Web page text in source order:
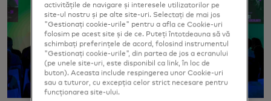
activitățile de navigare și interesele utilizatorilor pe
site-ul nostru și pe alte site-uri. Selectați de mai jos
"Gestionați cookie-urile" pentru a afla ce Cookie-uri
folosim pe acest site și de ce. Puteți întotdeauna să vă
schimbați preferințele de acord, folosind instrumentul
"Gestionați cookie-urile", din partea de jos a ecranului
(pe unele site-uri, este disponibil ca link, în loc de
buton). Aceasta include respingerea unor Cookie-uri
sau a tuturor, cu excepția celor strict necesare pentru
funcționarea site-ului.